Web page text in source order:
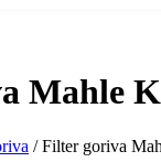
Mahle
/ Filter goriva